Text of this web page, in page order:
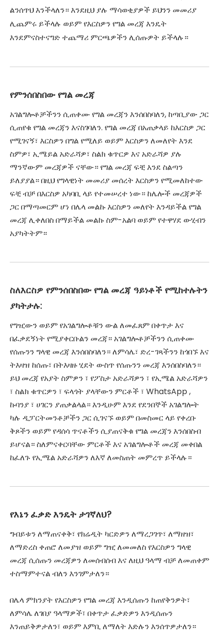
ልንሰጥህ እንችላለን። እንደዚህ ያሉ ማሳወቂያዎች ይህንን መመሪያ
ሊጨምሩ ይችላሉ ወይም የእርስዎን የግል መረጃ እንዴት
እንደምናስተናግድ ተጨማሪ ምርጫዎችን ሊሰጡዎት ይችላሉ።
የምንሰበስበው የግል መረጃ
አገልግሎቶቻችንን ሲጠቀሙ የግል መረጃን እንሰበስባለን, ከጣቢያው ጋር
ሲጠየቁ የግል መረጃን እናስገባለን. የግል መረጃ በአጠቃላይ ከእርስዎ ጋር
የሚገናኝ፣ እርስዎን በግል የሚለይ ወይም እርስዎን ለመለየት እንደ
ስምዎ፣ ኢሜይል አድራሻዎ፣ ስልክ ቁጥርዎ እና አድራሻዎ ያሉ
ማንኛውም መረጃዎች ናቸው። የግል መረጃ ፍቺ እንደ ስልጣን
ይለያያል። በዚህ የግላዊነት መመሪያ መሰረት እርስዎን የሚመለከተው
ፍቺ ብቻ በእርስዎ አካባቢ ላይ የተመሠረተ ነው። ከሌሎች መረጃዎች
ጋር በማጣመርም ሆነ በሌላ መልኩ እርስዎን መለየት እንዳይችል የግል
መረጃ ሊቀለበስ በማይችል መልኩ ስም-አልባ ወይም የተዋሃደ ውሂብን
አያካትትም።
ስለእርስዎ የምንሰበስበው የግል መረጃ ዓይነቶች የሚከተሉትን
ያካትታሉ:
የግዢውን ወይም የአገልግሎቶቹን ውል ለመፈጸም በቀጥታ እና
በፈቃደኝነት የሚያቀርቡልን መረጃ። አገልግሎቶቻችንን ሲጠቀሙ
የሰጡንን ግላዊ መረጃ እንሰበስባለን። ለምሳሌ፣ ድረ-ገጻችንን ከጎበኙ እና
ትእዛዝ ከሰጡ፣ በትእዛዙ ሂደት ውስጥ የሰጡንን መረጃ እንሰበስባለን።
ይህ መረጃ የአያት ስምዎን ፣ የፖስታ አድራሻዎን ፣ የኢሜል አድራሻዎን
፣ ስልክ ቁጥርዎን ፣ ፍላጎት ያላቸውን ምርቶች ፣ WhatsApp ,
ኩባንያ ፣ ሀገርን ያጠቃልላል። እንዲሁም እንደ የደንበኞች አገልግሎት
ካሉ ዲፓርትመንቶቻችን ጋር ሲገናኙ ወይም በመስመር ላይ የቀረቡ
ቅጾችን ወይም የዳሰሳ ጥናቶችን ሲያጠናቅቁ የግል መረጃን እንሰበስብ
ይሆናል። ስለምናቀርባቸው ምርቶች እና አገልግሎቶች መረጃ መቀበል
ከፈለጉ የኢሜል አድራሻዎን ለእኛ ለመስጠት መምረጥ ይችላሉ።
የእኔን ፈቃድ እንዴት ታገኛለህ?
ግብይቱን ለማጠናቀቅ፣ የክሬዲት ካርድዎን ለማረጋገጥ፣ ለማዘዝ፣
ለማድረስ ቀጠሮ ለመያዝ ወይም ግዢ ለመመለስ የእርስዎን ግላዊ
መረጃ ሲሰጡን መረጃዎን ለመሰብሰብ እና ለዚህ ዓላማ ብቻ ለመጠቀም
ተስማምተናል ብለን እንገምታለን።
በሌላ ምክንያት የእርስዎን የግል መረጃ እንዲሰጡን ከጠየቅንዎት፣
ለምሳሌ ለገበያ ዓላማዎች፣ በቀጥታ ፈቃድዎን እንዲሰጡን
እንጠይቅዎታለን፣ ወይም እምቢ ለማለት እድሉን እንሰጥዎታለን።